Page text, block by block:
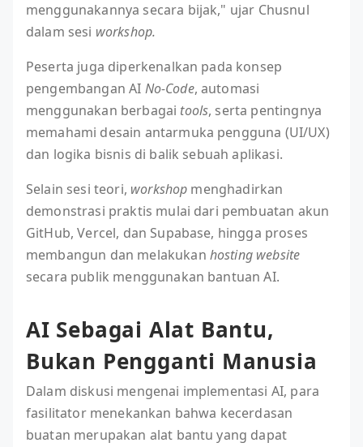
menggunakannya secara bijak," ujar Chusnul
dalam sesi workshop.
Peserta juga diperkenalkan pada konsep
pengembangan AI No-Code, automasi
menggunakan berbagai tools, serta pentingnya
memahami desain antarmuka pengguna (UI/UX)
dan logika bisnis di balik sebuah aplikasi.
Selain sesi teori, workshop menghadirkan
demonstrasi praktis mulai dari pembuatan akun
GitHub, Vercel, dan Supabase, hingga proses
membangun dan melakukan hosting website
secara publik menggunakan bantuan AI.
AI Sebagai Alat Bantu,
Bukan Pengganti Manusia
Dalam diskusi mengenai implementasi AI, para
fasilitator menekankan bahwa kecerdasan
buatan merupakan alat bantu yang dapat